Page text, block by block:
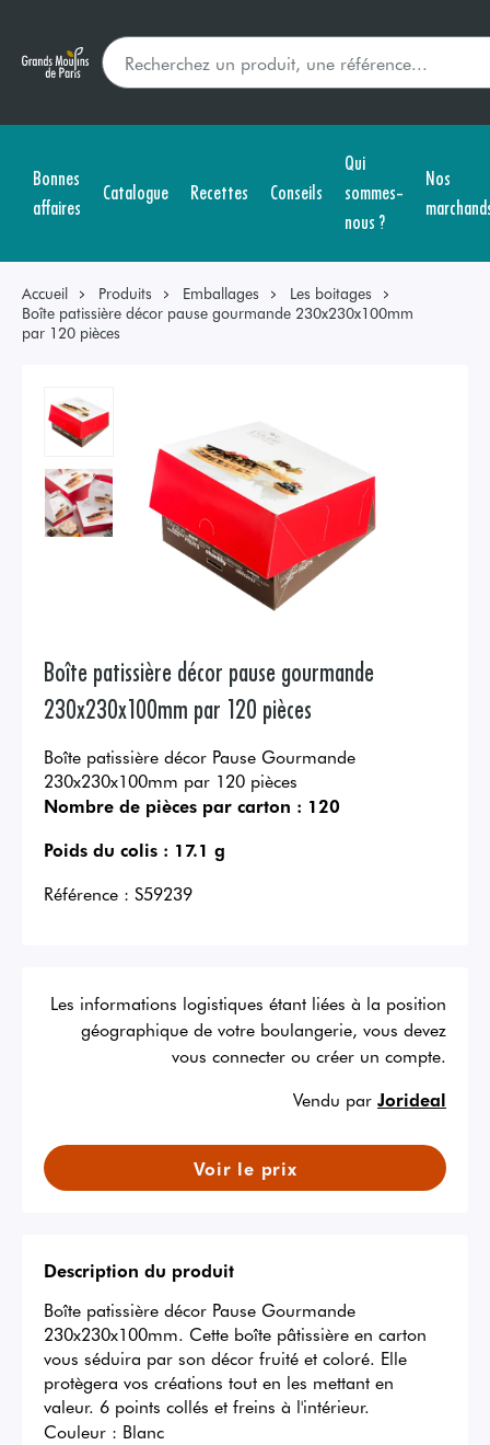
Bonnes
affaires
Catalogue Recettes Conseils
Qui
sommes-
nous ?
Nos
Accueil Produits Emballages
Les boitages
Boîte patissière décor pause gourmande 230x230x100mm
par 120 pièces
Boîte patissière décor pause gourmande
230x230x100mm par 120 pièces
Boîte patissière décor Pause Gourmande
230x230x100mm par 120 pièces
Nombre de pièces par carton : 120
Poids du colis : 17.1 g
Référence : S59239
Les informations logistiques étant liées à la position
géographique de votre boulangerie, vous devez
vous connecter ou créer un compte.
Vendu par Jorideal
Voir le prix
Description du produit
Boîte patissière décor Pause Gourmande
230x230x100mm. Cette boîte pâtissière en carton
vous séduira par son décor fruité et coloré. Elle
protègera vos créations tout en les mettant en
valeur. 6 points collés et freins à l'intérieur.
Couleur : Blanc